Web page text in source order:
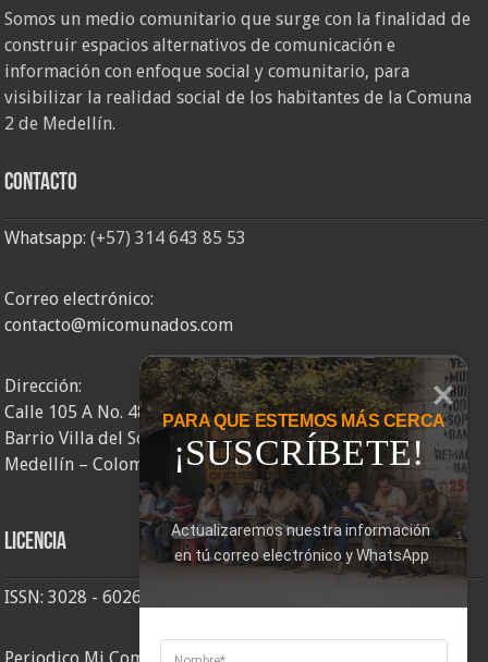
Somos un medio comunitario que surge con la finalidad de
construir espacios alternativos de comunicación e
información con enfoque social y comunitario, para
visibilizar la realidad social de los habitantes de la Comuna
2 de Medellín.
Contacto
Whatsapp:(+57) 314 643 85 53
Correo electrónico:
contacto@micomunados.com
Dirección:
Calle 105 A No. 48AA – 58
Barrio Villa del Socorro
Medellín – Colombia
Licencia
ISSN: 3028 - 6026
PARA QUE ESTEMOS MÁS CERCA
¡SUSCRÍBETE!
Actualizaremos nuestra información
en tú correo electrónico y WhatsApp